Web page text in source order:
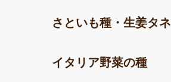
さといも種・生姜タネ
イタリア野菜の種